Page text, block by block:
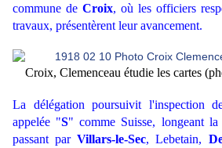
commune de Croix, où les officiers
travaux, présentèrent leur avancement.
Croix, Clemenceau étudie les cartes
La délégation poursuivit l'inspection
appelée "S" comme Suisse, longeant
passant parVillars-le-Sec, Lebetain,